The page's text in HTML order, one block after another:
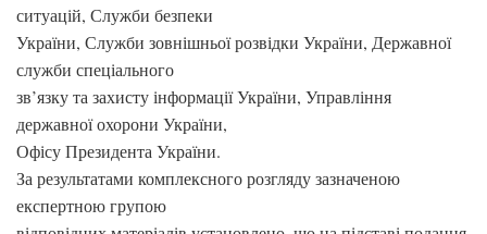
ситуацій, Служби безпеки
України, Служби зовнішньої розвідки України, Державної
служби спеціального
зв’язку та захисту інформації України, Управління
державної охорони України,
Офісу Президента України.
За результатами комплексного розгляду зазначеною
експертною групою